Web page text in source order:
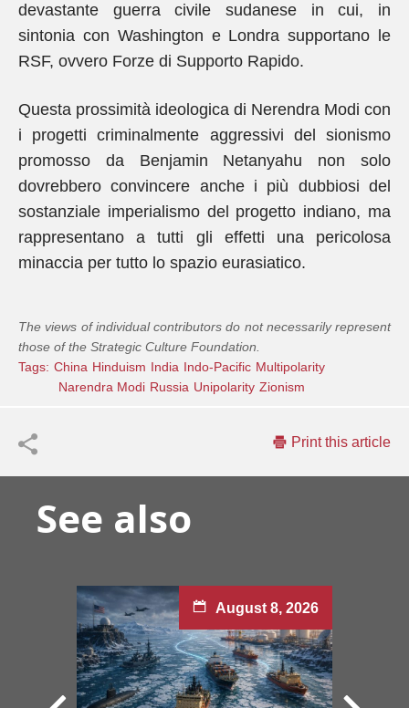
devastante guerra civile sudanese in cui, in
sintonia con Washington e Londra supportano le
RSF, ovvero Forze di Supporto Rapido.
Questa prossimità ideologica di Nerendra Modi con
i progetti criminalmente aggressivi del sionismo
promosso da Benjamin Netanyahu non solo
dovrebbero convincere anche i più dubbiosi del
sostanziale imperialismo del progetto indiano, ma
rappresentano a tutti gli effetti una pericolosa
minaccia per tutto lo spazio eurasiatico.
The views of individual contributors do not necessarily represent
those of the Strategic Culture Foundation.
Tags: China Hinduism India Indo-Pacific Multipolarity
Narendra Modi Russia Unipolarity Zionism
Print this article
See also
August 8, 2026